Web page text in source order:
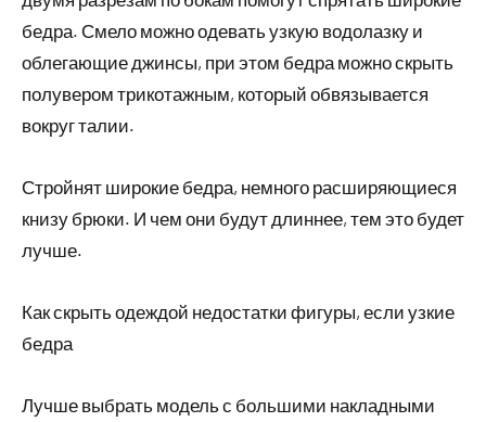
бедра. Смело можно одевать узкую водолазку и
облегающие джинсы, при этом бедра можно скрыть
полувером трикотажным, который обвязывается
вокруг талии.
Стройнят широкие бедра, немного расширяющиеся
книзу брюки. И чем они будут длиннее, тем это будет
лучше.
Как скрыть одеждой недостатки фигуры, если узкие
бедра
Лучше выбрать модель с большими накладными